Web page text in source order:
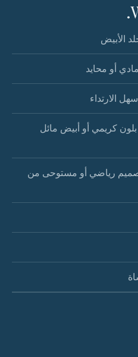
الأبيض
أو محايد
الارتداء
كريمي أو أبيض مائل
رياضي أو مستوحى من